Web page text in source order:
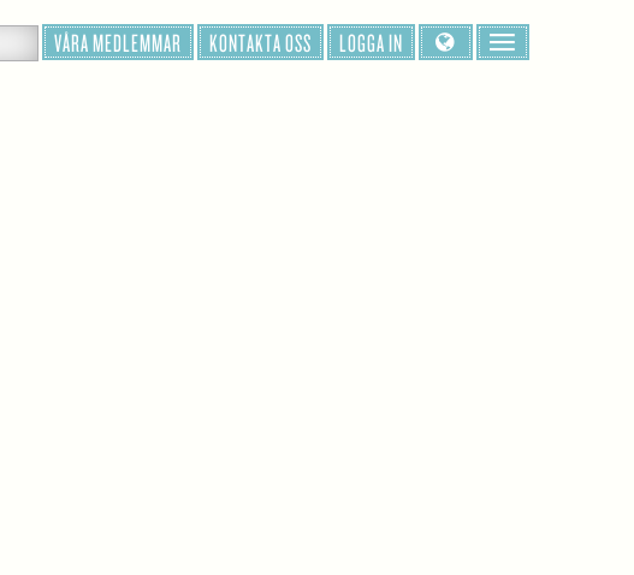
VÅRA MEDLEMMAR KONTAKTA OSS LOGGA IN